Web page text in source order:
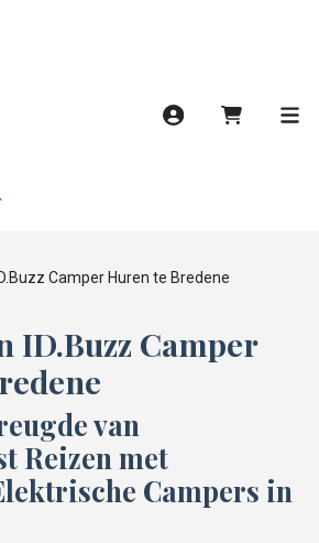
Account
Camper Huren te Bredene
ID.Buzz Camper
van
Reizen met
Campers in